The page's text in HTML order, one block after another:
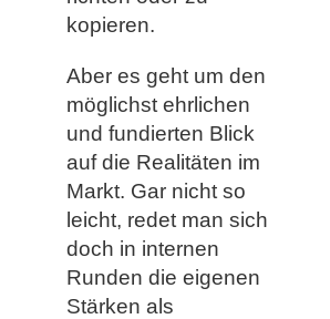
kopieren.
Aber es geht um den
möglichst ehrlichen
und fundierten Blick
auf die Realitäten im
Markt. Gar nicht so
leicht, redet man sich
doch in internen
Runden die eigenen
Stärken als